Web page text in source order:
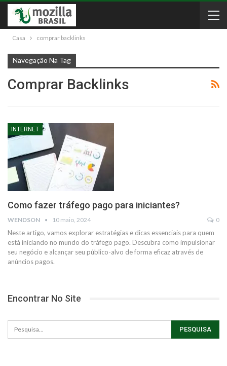
Casa comprar backlinks
Navegação Na Tag
Comprar Backlinks
INTERNET
Como fazer tráfego pago para iniciantes?
WENDSON 10 maio, 2024 0
Neste artigo, vamos explorar estratégias e dicas essenciais para quem
está iniciando no mundo do tráfego pago. Descubra como impulsionar
seu negócio e alcançar seu público-alvo de forma eficaz através de
anúncios pagos.
Encontrar No Site